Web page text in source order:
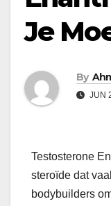
Je
By
JUN
Testosterone
steroïde dat
bodybuilders